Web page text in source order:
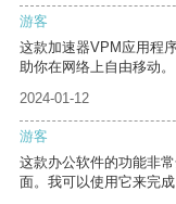
游客
这款加速器VPM应用程
助你在网络上自由移动。
2024-01-12
游客
这款办公软件的功能非
面。我可以使用它来完